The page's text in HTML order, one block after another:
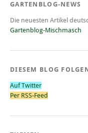
GARTENBLOG-NEWS
Die neuesten Artikel
Gartenblog-Mischmasch
DIESEM BLOG
Auf Twitter
Per RSS-Feed